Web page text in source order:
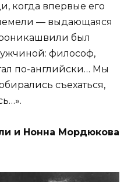
когда впервые его
— выдающаяся
был
философ,
по-английски… Мы
съехаться,
и Нонна Мордюкова